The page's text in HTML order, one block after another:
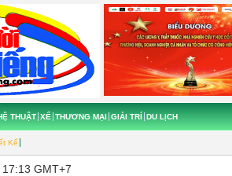
Kế
THUẬT XẾ THƯƠNG MẠI GIẢI TRÍ DU LỊCH
GMT+7